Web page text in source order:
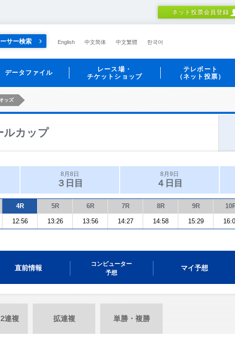
ネット投票会員登録
サー検索 English 中文简体 中文繁體 한국어
データファイル
レース場・
チケットショップ
テレボート
（ネット投票）
オッズ
カップ
8月8日
３日目
8月9日
４日目
4R 5R 6R 7R 8R 9R
12:56 13:26 13:56 14:27 14:58 15:29
直前情報
コンピューター
予想
マイ予想
連複 拡連複 単勝・複勝